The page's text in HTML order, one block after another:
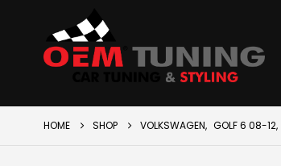
HOME SHOP VOLKSWAGEN, GOLF 6 08-12,